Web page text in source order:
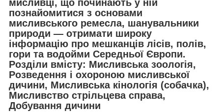
мисливці, що починають у ній
познайомитися з основами
мисливського ремесла, шанувальники
природи — отримати широку
інформацію про мешканців лісів, полів,
гори та водойми Середньої Європи.
Розділи вмісту: Мисливська зоологія,
Розведення і охороною мисливської
дичини, Мисливська кінологія (собачка),
Мисливство стрільцева справа,
Добування дичини